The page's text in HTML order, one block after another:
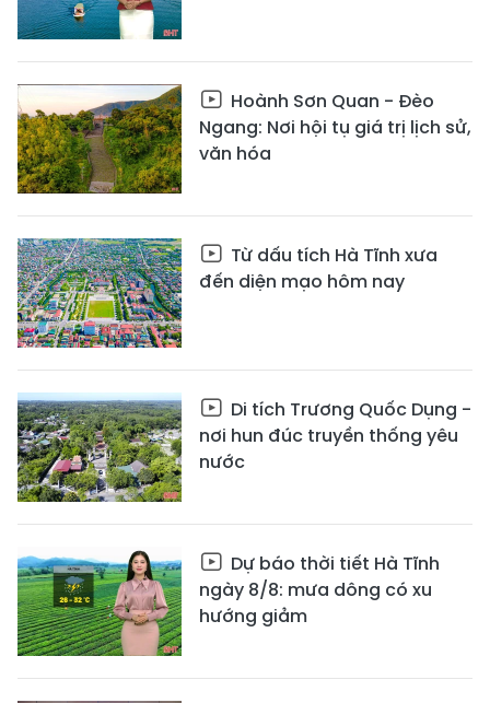
Hoành Sơn Quan - Đèo
Ngang: Nơi hội tụ giá trị lịch sử,
văn hóa
Từ dấu tích Hà Tĩnh xưa
đến diện mạo hôm nay
Di tích Trương Quốc Dụng -
nơi hun đúc truyền thống yêu
nước
Dự báo thời tiết Hà Tĩnh
ngày 8/8: mưa dông có xu
hướng giảm